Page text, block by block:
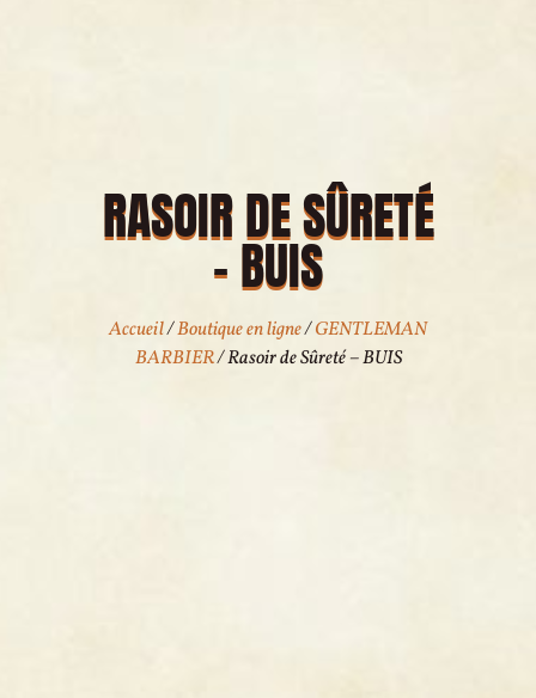
RASOIR DE SÛRETÉ
– BUIS
Accueil/Boutique en ligne/GENTLEMAN
BARBIER/ Rasoir de Sûreté – BUIS